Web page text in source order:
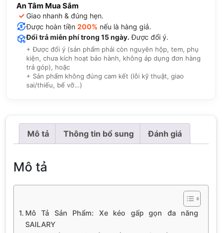
An Tâm Mua Sắm
✓ Giao nhanh & đúng hẹn.
Được hoàn tiền 200% nếu là hàng giả.
Đổi trả miễn phí trong 15 ngày. Được đổi ý.
+ Được đổi ý (sản phẩm phải còn nguyên hộp, tem, phụ
kiện, chưa kích hoạt bảo hành, không áp dụng đơn hàng
trả góp), hoặc
+ Sản phẩm không đúng cam kết (lỗi kỹ thuật, giao
sai/thiếu, bể vỡ…)
Mô tả Thông tin bổ sung Đánh giá
Mô tả
Mô Tả Sản Phẩm: Xe kéo gấp gọn đa năng
SAILARY